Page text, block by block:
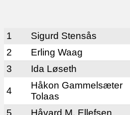
1 Sigurd Stensås
2
Erling Waag
3
Ida Løseth
4
Håkon Gammelsæter
Tolaas
5 Håvard M. Ellefsen